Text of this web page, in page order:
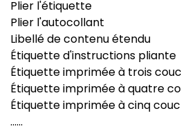
Plier l'étiquette
Plier l'autocollant
Libellé de contenu étendu
Étiquette d'instructions pliante
Étiquette imprimée à trois
Étiquette imprimée à quatre
Étiquette imprimée à cinq
......